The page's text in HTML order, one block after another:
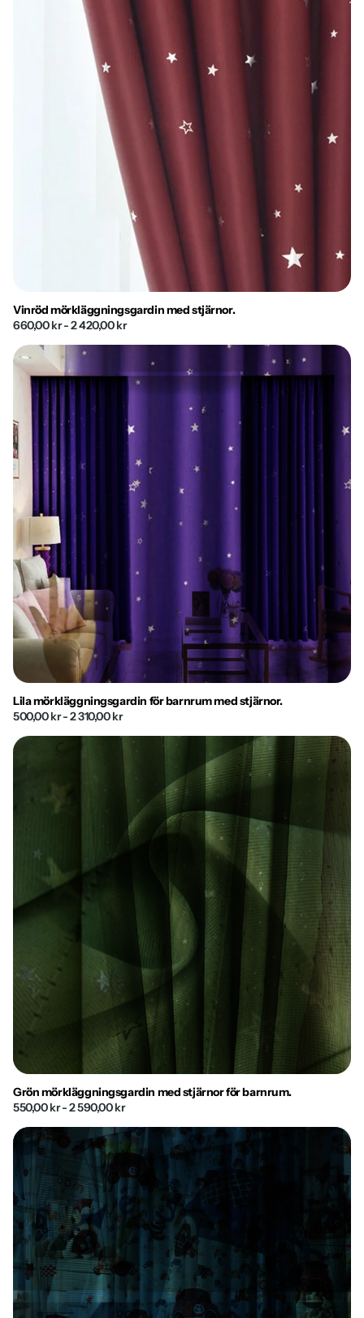
Vinröd mörkläggningsgardin med stjärnor.
660,00 kr- 2 420,00 kr
Lila mörkläggningsgardin för barnrum med stjärnor.
500,00 kr- 2 310,00 kr
Grön mörkläggningsgardin med stjärnor för barnrum.
550,00 kr- 2 590,00 kr